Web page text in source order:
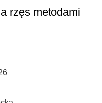
rzęs metodami